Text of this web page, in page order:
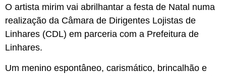
O artista mirim vai abrilhantar a festa de Natal numa
realização da Câmara de Dirigentes Lojistas de
Linhares (CDL) em parceria com a Prefeitura de
Linhares.
Um menino espontâneo, carismático, brincalhão e